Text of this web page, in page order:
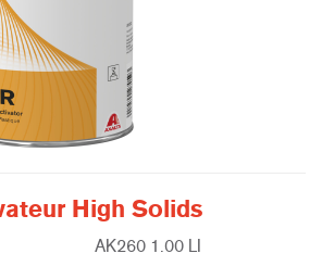
High Solids
AK260 1.00 LI